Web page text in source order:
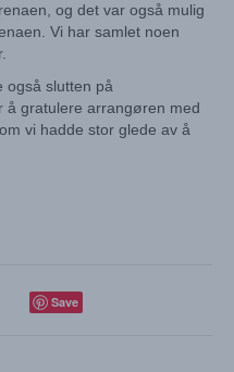
og det var også mulig
Vi har samlet noen
også slutten på
å gratulere arrangøren med
vi hadde stor glede av å
Save